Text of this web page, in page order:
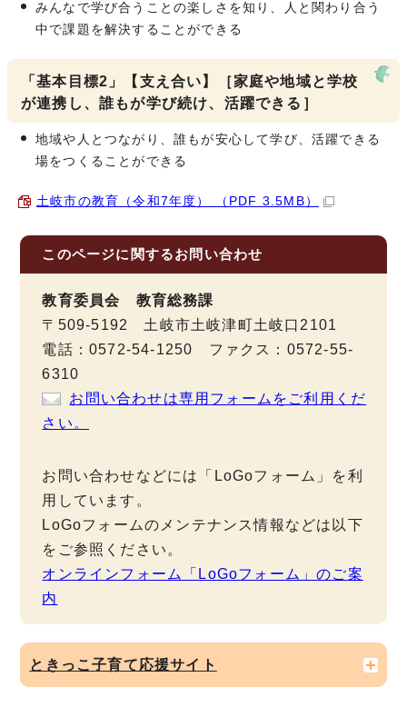
みんなで学び合うことの楽しさを知り、人と関わり合う
中で課題を解決することができる
「基本目標2」【支え合い】［家庭や地域と学校
が連携し、誰もが学び続け、活躍できる］
地域や人とつながり、誰もが安心して学び、活躍できる
場をつくることができる
土岐市の教育（令和7年度） （PDF 3.5MB）
このページに関するお問い合わせ
教育委員会 教育総務課
〒509-5192 土岐市土岐津町土岐口2101
電話：0572-54-1250 ファクス：0572-55-
6310
お問い合わせは専用フォームをご利用くだ
さい。
お問い合わせなどには「LoGoフォーム」を利
用しています。
LoGoフォームのメンテナンス情報などは以下
をご参照ください。
オンラインフォーム「LoGoフォーム」のご案
内
ときっこ子育て応援サイト